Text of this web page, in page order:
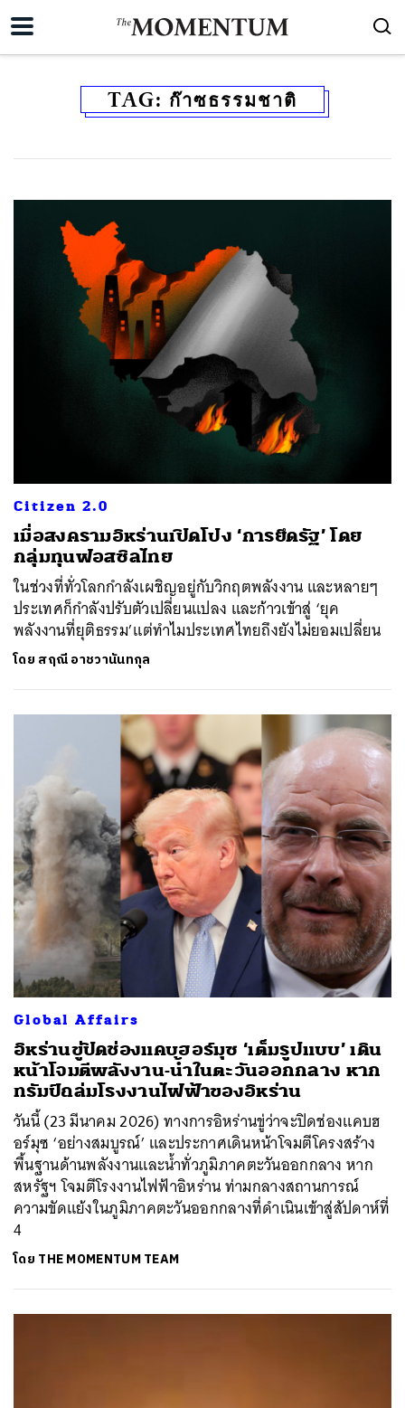
TAG: ก๊าซธรรมชาติ
Citizen 2.0
เมื่อสงครามอิหร่านเปิดโปง ‘การยึดรัฐ’ โดย
กลุ่มทุนฟอสซิลไทย
ในช่วงที่ทั่วโลกกำลังเผชิญอยู่กับวิกฤตพลังงาน และหลายๆ
ประเทศก็กำลังปรับตัวเปลี่ยนแปลง และก้าวเข้าสู่ ‘ยุค
พลังงานที่ยุติธรรม’แต่ทำไมประเทศไทยถึงยังไม่ยอมเปลี่ยน
โดย สฤณี อาชวานันทกุล
Global Affairs
อิหร่านขู่ปิดช่องแคบฮอร์มุซ ‘เต็มรูปแบบ’ เดิน
หน้าโจมตีพลังงาน-น้ำในตะวันออกกลาง หาก
ทรัมป์ถล่มโรงงานไฟฟ้าของอิหร่าน
วันนี้ (23 มีนาคม 2026) ทางการอิหร่านขู่ว่าจะปิดช่องแคบฮ
อร์มุซ ‘อย่างสมบูรณ์’ และประกาศเดินหน้าโจมตีโครงสร้าง
พื้นฐานด้านพลังงานและน้ำทั่วภูมิภาคตะวันออกกลาง หาก
สหรัฐฯ โจมตีโรงงานไฟฟ้าอิหร่าน ท่ามกลางสถานการณ์
ความขัดแย้งในภูมิภาคตะวันออกกลางที่ดำเนินเข้าสู่สัปดาห์ที่
4
โดย THE MOMENTUM TEAM